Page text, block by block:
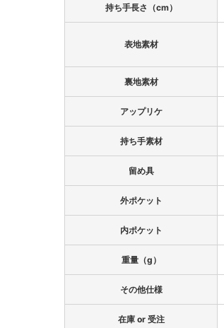
持ち手長さ（cm）
表地素材
裏地素材
アップリケ
持ち手素材
留め具
外ポケット
内ポケット
重量（g）
その他仕様
在庫 or 受注